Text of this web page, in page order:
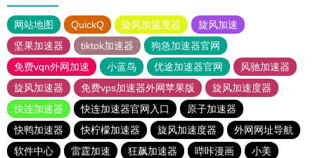
网站地图 QuickQ 旋风加速度器
旋风加速
坚果加速器
tiktok加速器
狗急加速器官网
免费vqn外网加速
小蓝鸟 优途加速器官网
风驰加速器
旋风加速器
免费vps加速器外网苹果版
旋风加速度器
快连加速器
快连加速器官网入口
原子加速器
快鸭加速器
快柠檬加速器 旋风加速度器
外网网址导航
软件中心
雷霆加速 狂飙加速器 哔咔漫画
小美